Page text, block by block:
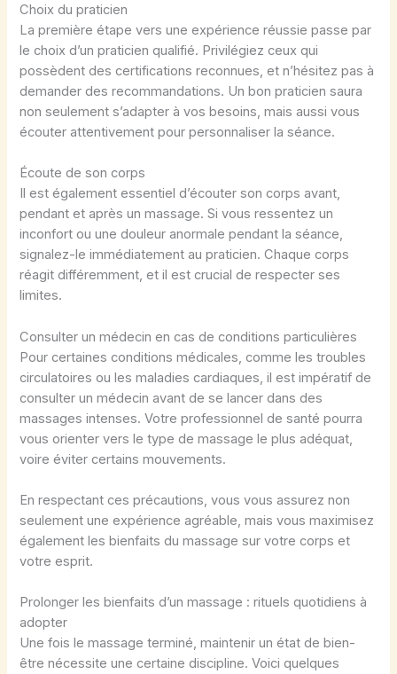
Choix du praticien
La première étape vers une expérience réussie passe par
le choix d’un praticien qualifié. Privilégiez ceux qui
possèdent des certifications reconnues, et n’hésitez pas à
demander des recommandations. Un bon praticien saura
non seulement s’adapter à vos besoins, mais aussi vous
écouter attentivement pour personnaliser la séance.
Écoute de son corps
Il est également essentiel d’écouter son corps avant,
pendant et après un massage. Si vous ressentez un
inconfort ou une douleur anormale pendant la séance,
signalez-le immédiatement au praticien. Chaque corps
réagit différemment, et il est crucial de respecter ses
limites.
Consulter un médecin en cas de conditions particulières
Pour certaines conditions médicales, comme les troubles
circulatoires ou les maladies cardiaques, il est impératif de
consulter un médecin avant de se lancer dans des
massages intenses. Votre professionnel de santé pourra
vous orienter vers le type de massage le plus adéquat,
voire éviter certains mouvements.
En respectant ces précautions, vous vous assurez non
seulement une expérience agréable, mais vous maximisez
également les bienfaits du massage sur votre corps et
votre esprit.
Prolonger les bienfaits d’un massage : rituels quotidiens à
adopter
Une fois le massage terminé, maintenir un état de bien-
être nécessite une certaine discipline. Voici quelques